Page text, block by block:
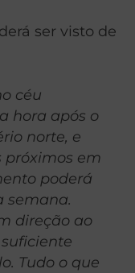
ser visto de
céu
hora após o
norte, e
próximos em
poderá
semana.
direção ao
Tudo o que